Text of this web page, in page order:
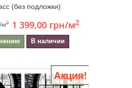
(без подложки)
м2 1 399,00 грн/м2
В наличии
Акция!